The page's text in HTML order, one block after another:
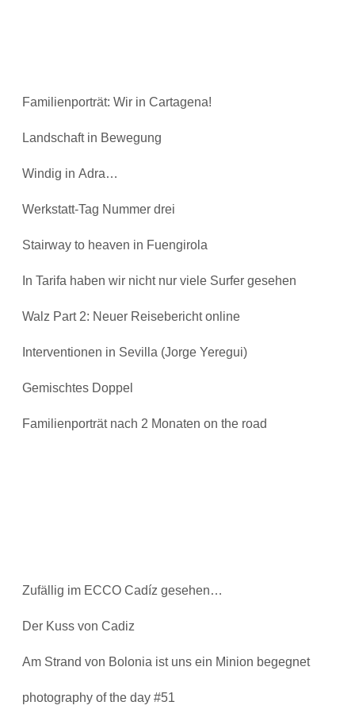
Familienporträt: Wir in Cartagena!
Landschaft in Bewegung
Windig in Adra…
Werkstatt-Tag Nummer drei
Stairway to heaven in Fuengirola
In Tarifa haben wir nicht nur viele Surfer gesehen
Walz Part 2: Neuer Reisebericht online
Interventionen in Sevilla (Jorge Yeregui)
Gemischtes Doppel
Familienporträt nach 2 Monaten on the road
Zufällig im ECCO Cadíz gesehen…
Der Kuss von Cadiz
Am Strand von Bolonia ist uns ein Minion begegnet
photography of the day #51